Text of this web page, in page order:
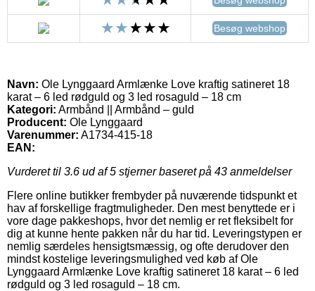
Besøg webshop
Navn: Ole Lynggaard Armlænke Love kraftig satineret 18
karat – 6 led rødguld og 3 led rosaguld – 18 cm
Kategori: Armbånd || Armbånd – guld
Producent: Ole Lynggaard
Varenummer: A1734-415-18
EAN:
Vurderet til 3.6 ud af 5 stjerner baseret på 43 anmeldelser
Flere online butikker frembyder på nuværende tidspunkt et
hav af forskellige fragtmuligheder. Den mest benyttede er i
vore dage pakkeshops, hvor det nemlig er ret fleksibelt for
dig at kunne hente pakken når du har tid. Leveringstypen er
nemlig særdeles hensigtsmæssig, og ofte derudover den
mindst kostelige leveringsmulighed ved køb af Ole
Lynggaard Armlænke Love kraftig satineret 18 karat – 6 led
rødguld og 3 led rosaguld – 18 cm.